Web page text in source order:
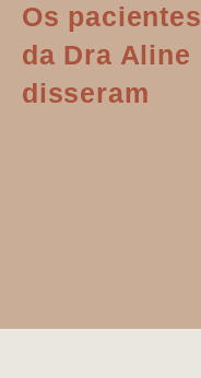
Os pacientes
da Dra Aline
disseram